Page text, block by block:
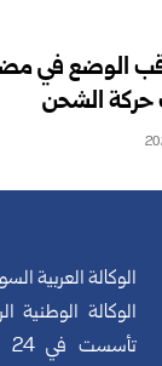
الوضع في
حركة الشحن
الوكالة العربية
الوكالة الوطنية